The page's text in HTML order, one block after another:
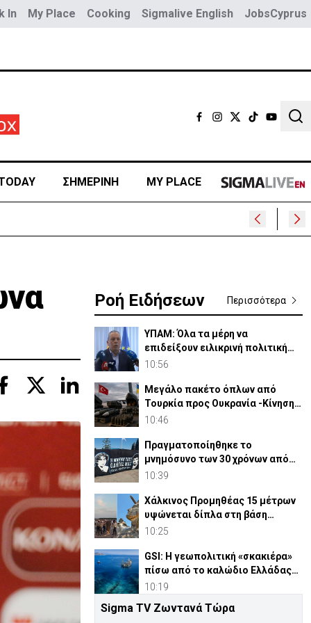
In My Place Cooking Sigmalive English JobsCyprus
ΣΗΜΕΡΙΝΗ MY PLACE
Ροή Ειδήσεων Περισσότερα
ΥΠΑΜ: Όλα τα μέρη να
επιδείξουν ειλικρινή πολιτική
βούληση στο Κυπριακό
10:56
Μεγάλο πακέτο όπλων από
Τουρκία προς Ουκρανία -Κίνηση
με μήνυμα προς Μόσχα;
10:46
Πραγματοποίηθηκε το
μνημόσυνο των 30 χρόνων από
τις θυσίες Ισαάκ-Σολωμού (pic)
10:39
Χάλκινος Προμηθέας 15 μέτρων
υψώνεται δίπλα στη βάση
SpaceX του Έλον Μασκ
10:25
GSI: Η γεωπολιτική «σκακιέρα»
πίσω από το καλώδιο Ελλάδας–
Κύπρου–Ισραήλ
10:19
ΚΕ: Σαφής προοπτική
Sigma TV Ζωντανά Τώρα